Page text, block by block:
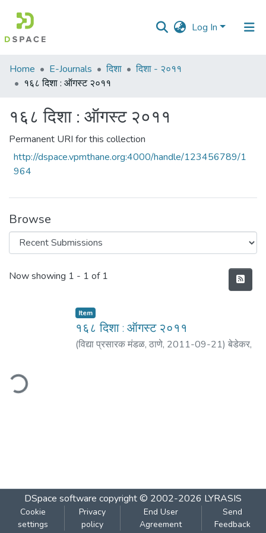
Log In
Communities
&
All of DSpace
Statistics
Home E-Journals दिशा
दिशा - २०११
१६८ दिशा : ऑगस्ट २०११
१६८ दिशा : ऑगस्ट २०११
Permanent URI for this collection
http://dspace.vpmthane.org:4000/handle/123456789/1
964
Browse
Recent Submissions
Now showing 1 - 1 of 1
Item
१६८ दिशा : ऑगस्ट २०११
(विद्या प्रसारक मंडळ, ठाणे, 2011-09-21) बेडेकर,
DSpace software copyright © 2002-2026 LYRASIS
Cookie
settings
Privacy
policy
End User
Agreement
Send
Feedback